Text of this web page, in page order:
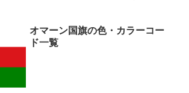
オマーン国旗の色・カラーコー
ド一覧